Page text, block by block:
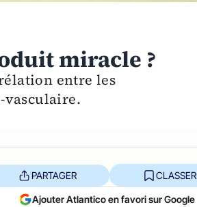
miracle ?
entre les
vasculaire.
PARTAGER CLASSER
Ajouter Atlantico en favori sur Google